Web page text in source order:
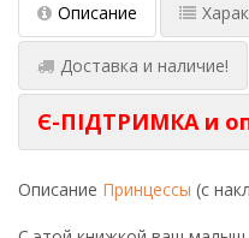
Описание
Доставка и наличие!
Є-ПІДТРИМКА и
Описание Принцессы (с